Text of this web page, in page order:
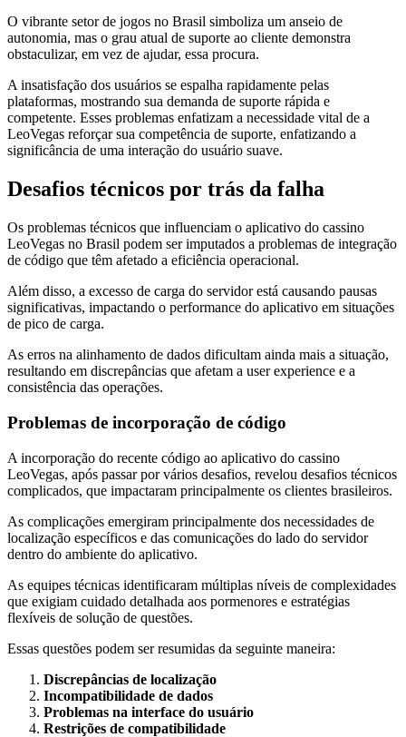
O vibrante setor de jogos no Brasil simboliza um anseio de
autonomia, mas o grau atual de suporte ao cliente demonstra
obstaculizar, em vez de ajudar, essa procura.
A insatisfação dos usuários se espalha rapidamente pelas
plataformas, mostrando sua demanda de suporte rápida e
competente. Esses problemas enfatizam a necessidade vital de a
LeoVegas reforçar sua competência de suporte, enfatizando a
significância de uma interação do usuário suave.
Desafios técnicos por trás da falha
Os problemas técnicos que influenciam o aplicativo do cassino
LeoVegas no Brasil podem ser imputados a problemas de integração
de código que têm afetado a eficiência operacional.
Além disso, a excesso de carga do servidor está causando pausas
significativas, impactando o performance do aplicativo em situações
de pico de carga.
As erros na alinhamento de dados dificultam ainda mais a situação,
resultando em discrepâncias que afetam a user experience e a
consistência das operações.
Problemas de incorporação de código
A incorporação do recente código ao aplicativo do cassino
LeoVegas, após passar por vários desafios, revelou desafios técnicos
complicados, que impactaram principalmente os clientes brasileiros.
As complicações emergiram principalmente dos necessidades de
localização específicos e das comunicações do lado do servidor
dentro do ambiente do aplicativo.
As equipes técnicas identificaram múltiplas níveis de complexidades
que exigiam cuidado detalhada aos pormenores e estratégias
flexíveis de solução de questões.
Essas questões podem ser resumidas da seguinte maneira:
Discrepâncias de localização
Incompatibilidade de dados
Problemas na interface do usuário
Restrições de compatibilidade